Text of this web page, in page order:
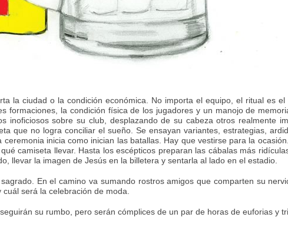
la ciudad o la condición económica. No importa el equipo, el ritual es
formaciones, la condición física de los jugadores y un manojo de
inoficiosos sobre su club, desplazando de su cabeza otros realmente
que no logra conciliar el sueño. Se ensayan variantes, estrategias,
inicia como inician las batallas. Hay que vestirse para la
camiseta llevar. Hasta los escépticos preparan las cábalas más
llevar la imagen de Jesús en la billetera y sentarla al lado en el estadio.
En el camino va sumando rostros amigos que comparten su
será la celebración de moda.
su rumbo, pero serán cómplices de un par de horas de euforias y